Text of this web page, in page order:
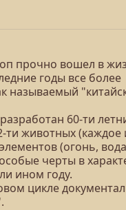
прочно вошел в
годы все более
называемый
60-ти
животных (каждое
(огонь,
черты в
ином году.
цикле